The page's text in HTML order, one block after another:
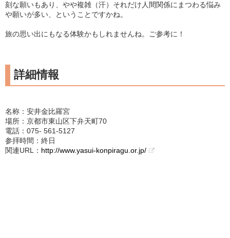
刻な願いもあり、やや複雑（汗）それだけ人間関係にまつわる悩み
や願いが多い、ということですかね。
旅の思い出にもなる体験かもしれませんね。ご参考に！
詳細情報
名称：安井金比羅宮
場所：京都市東山区下弁天町70
電話：075‐ 561-5127
参拝時間：終日
関連URL： http://www.yasui-konpiragu.or.jp/